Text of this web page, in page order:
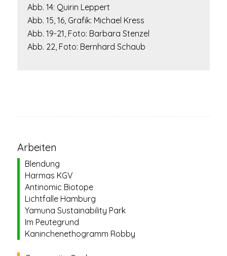
Abb. 14: Quirin Leppert
Abb. 15, 16, Grafik: Michael Kress
Abb. 19-21, Foto: Barbara Stenzel
Abb. 22, Foto: Bernhard Schaub
Arbeiten
Blendung
Harmas KGV
Antinomic Biotope
Lichtfalle Hamburg
Yamuna Sustainability Park
Im Peutegrund
Kaninchenethogramm Robby